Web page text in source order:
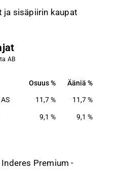
ja sisäpiirin kaupat
AB
Osuus Ääniä
Osuus Ääniä
11,7% 11,7%
9,1 % 9,1 %
Premium -